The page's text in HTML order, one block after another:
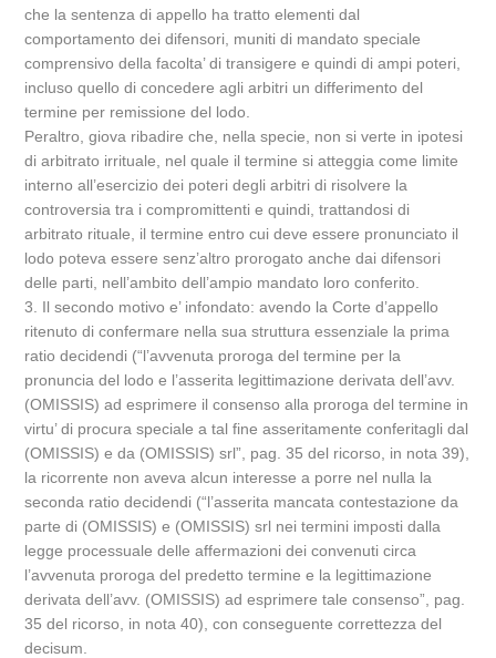
che la sentenza di appello ha tratto elementi dal
comportamento dei difensori, muniti di mandato speciale
comprensivo della facolta’ di transigere e quindi di ampi poteri,
incluso quello di concedere agli arbitri un differimento del
termine per remissione del lodo.
Peraltro, giova ribadire che, nella specie, non si verte in ipotesi
di arbitrato irrituale, nel quale il termine si atteggia come limite
interno all’esercizio dei poteri degli arbitri di risolvere la
controversia tra i compromittenti e quindi, trattandosi di
arbitrato rituale, il termine entro cui deve essere pronunciato il
lodo poteva essere senz’altro prorogato anche dai difensori
delle parti, nell’ambito dell’ampio mandato loro conferito.
3. Il secondo motivo e’ infondato: avendo la Corte d’appello
ritenuto di confermare nella sua struttura essenziale la prima
ratio decidendi (“l’avvenuta proroga del termine per la
pronuncia del lodo e l’asserita legittimazione derivata dell’avv.
(OMISSIS) ad esprimere il consenso alla proroga del termine in
virtu’ di procura speciale a tal fine asseritamente conferitagli dal
(OMISSIS) e da (OMISSIS) srl”, pag. 35 del ricorso, in nota 39),
la ricorrente non aveva alcun interesse a porre nel nulla la
seconda ratio decidendi (“l’asserita mancata contestazione da
parte di (OMISSIS) e (OMISSIS) srl nei termini imposti dalla
legge processuale delle affermazioni dei convenuti circa
l’avvenuta proroga del predetto termine e la legittimazione
derivata dell’avv. (OMISSIS) ad esprimere tale consenso”, pag.
35 del ricorso, in nota 40), con conseguente correttezza del
decisum.